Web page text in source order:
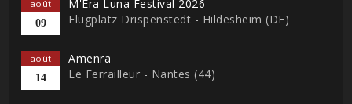
août
09
M'Era Luna Festival 2026
Flugplatz Drispenstedt - Hildesheim (DE)
août
14
Amenra
Le Ferrailleur - Nantes (44)